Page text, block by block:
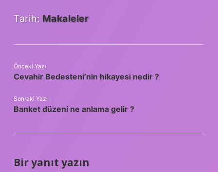
Tarih: Makaleler
Önceki Yazı
Cevahir Bedesteni’nin hikayesi nedir ?
Sonraki Yazı
Banket düzeni ne anlama gelir ?
Bir yanıt yazın